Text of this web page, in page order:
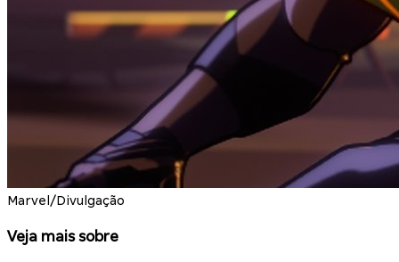
Marvel/Divulgação
Veja mais sobre